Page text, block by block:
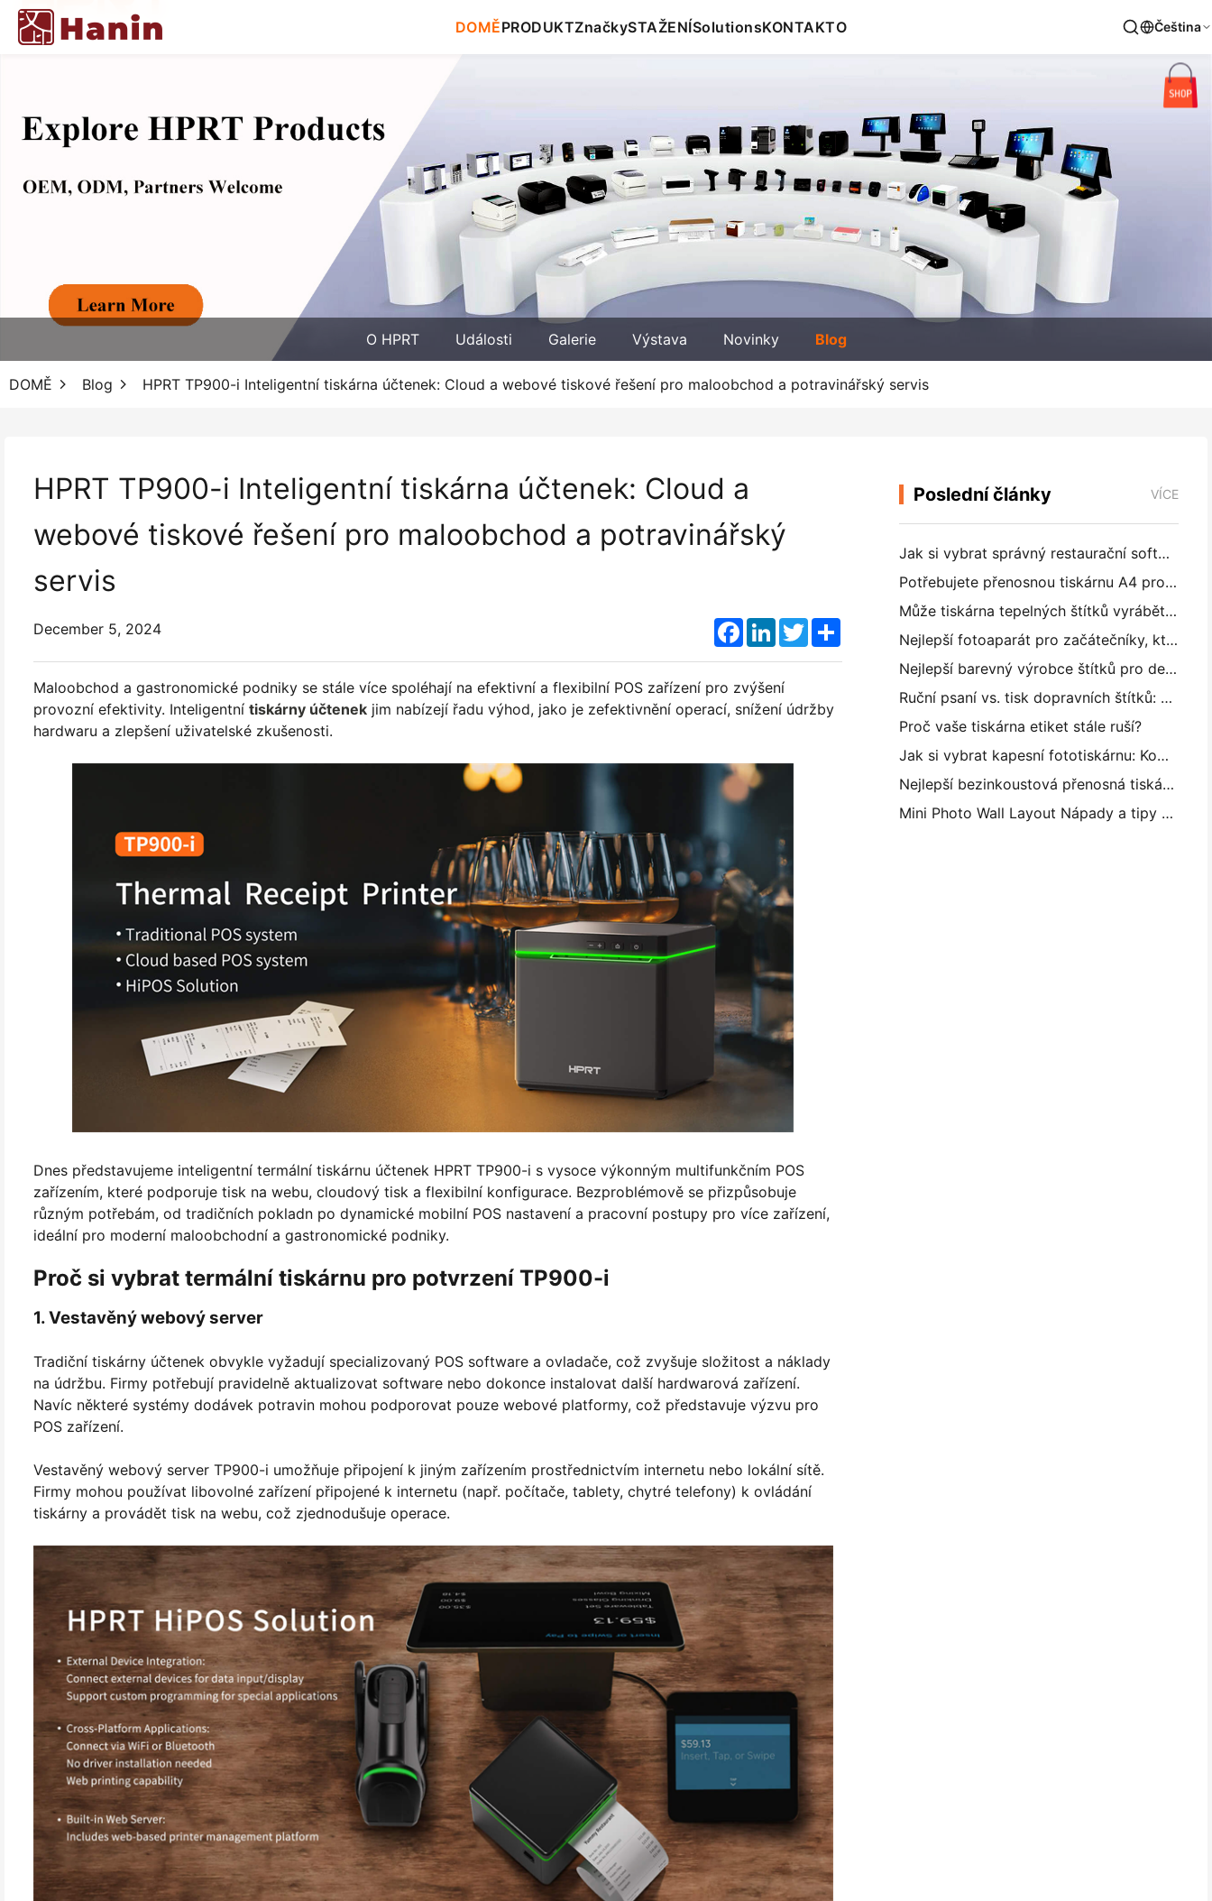
DOMĚPRODUKTZnačkySTAŽENÍSolutionsKONTAKTO Čeština
O HPRT Události Galerie Výstava Novinky Blog
DOMĚ Blog HPRT TP900-i Inteligentní tiskárna účtenek: Cloud a webové tiskové řešení pro maloobchod a potravinářský servis
HPRT TP900-i Inteligentní tiskárna účtenek: Cloud a
webové tiskové řešení pro maloobchod a potravinářský
servis
December 5, 2024 Facebook
LinkedInTwitterShare
Maloobchod a gastronomické podniky se stále více spoléhají na efektivní a flexibilní POS zařízení pro zvýšení
provozní efektivity. Inteligentní tiskárny účtenek jim nabízejí řadu výhod, jako je zefektivnění operací, snížení údržby
hardwaru a zlepšení uživatelské zkušenosti.
Dnes představujeme inteligentní termální tiskárnu účtenek HPRT TP900-i s vysoce výkonným multifunkčním POS
zařízením, které podporuje tisk na webu, cloudový tisk a flexibilní konfigurace. Bezproblémově se přizpůsobuje
různým potřebám, od tradičních pokladn po dynamické mobilní POS nastavení a pracovní postupy pro více zařízení,
ideální pro moderní maloobchodní a gastronomické podniky.
Proč si vybrat termální tiskárnu pro potvrzení TP900-i
1. Vestavěný webový server
Tradiční tiskárny účtenek obvykle vyžadují specializovaný POS software a ovladače, což zvyšuje složitost a náklady
na údržbu. Firmy potřebují pravidelně aktualizovat software nebo dokonce instalovat další hardwarová zařízení.
Navíc některé systémy dodávek potravin mohou podporovat pouze webové platformy, což představuje výzvu pro
POS zařízení.
Vestavěný webový server TP900-i umožňuje připojení k jiným zařízením prostřednictvím internetu nebo lokální sítě.
Firmy mohou používat libovolné zařízení připojené k internetu (např. počítače, tablety, chytré telefony) k ovládání
tiskárny a provádět tisk na webu, což zjednodušuje operace.
Poslední články VÍCE
Jak si vybrat správný restaurační software pro vaši malou nebo střední restauraci
Potřebujete přenosnou tiskárnu A4 pro skladové faktury? Co vlastně funguje
Může tiskárna tepelných štítků vyrábět vodotěsné štítky pro malé podniky?
Nejlepší fotoaparát pro začátečníky, kteří nechtějí plýtvat papírem
Nejlepší barevný výrobce štítků pro deníkování a scrapbooking: Přidat více barev na každou stránku
Ruční psaní vs. tisk dopravních štítků: Tipy pro malé podniky v roce 2026
Proč vaše tiskárna etiket stále ruší?
Jak si vybrat kapesní fototiskárnu: Kompletní příručka pro uživatele deníků, cestování a iPhone
Nejlepší bezinkoustová přenosná tiskárna pro cestování, školu a mobilní práci: Hanin MT620 Pro Review
Mini Photo Wall Layout Nápady a tipy pro dekoraci ložnice a koleje